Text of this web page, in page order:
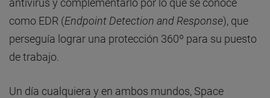
antivirus y complementarlo por lo que se conoce
como EDR (Endpoint Detection and Response), que
perseguía lograr una protección 360º para su puesto
de trabajo.
Un día cualquiera y en ambos mundos, Space